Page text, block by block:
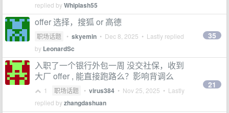
replied byWhiplash55
offer 选择，搜狐 or 高德
职场话题 • skyemin • Dec 8, 2025 • Lastly replied
by LeonardSc
35
入职了一个银行外包一周 没交社保，收到
大厂 offer , 能直接跑路么？影响背调么
1 职场话题 • virus384 • Nov 25, 2025 • Lastly
replied byzhangdashuan
21